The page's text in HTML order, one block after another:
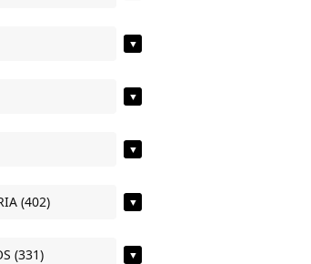
▼
▼
▼
(402) ▼
(331) ▼